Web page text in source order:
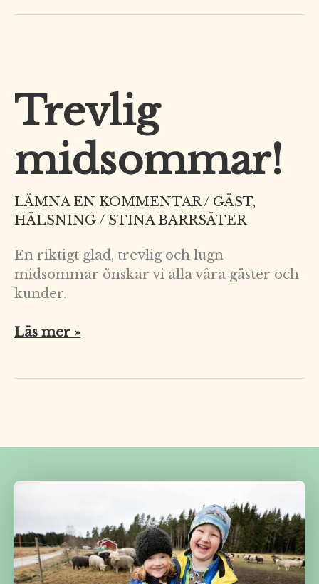
Trevlig
midsommar!
LÄMNA EN KOMMENTAR/ GÄST,
HÄLSNING/ STINA BARRSÄTER
En riktigt glad, trevlig och lugn
midsommar önskar vi alla våra gäster och
kunder.
Trevlig
midsommar!
Läs mer »